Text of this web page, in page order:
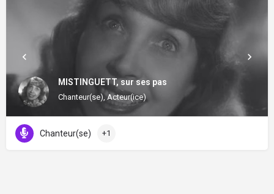
MISTINGUETT, sur ses pas
Chanteur(se), Acteur(ice)
Chanteur(se) +1